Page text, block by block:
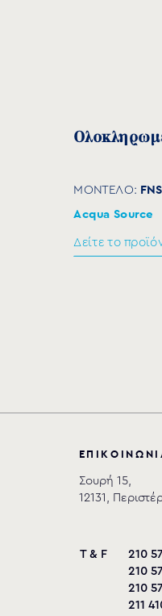
ΜΟΝΤΕΛΟ:
Acqua Source
Δείτε το
ΕΠ Ι ΚΟ Ι ΝΩ ΝΙ
Σουρή 15,
12131,
T & F
210
210
210
211